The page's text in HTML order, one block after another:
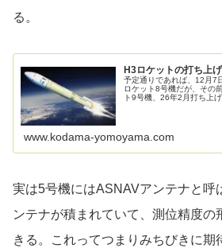
る。
H3ロケットの打ち上
予定通りであれば、12月7
ロケット8号機だが、その
ト9号機、26年2月打ち上
www.kodama-yomoyama.com
実は5号機にはASNAVアンテナと呼
ンテナが積まれていて、測位精度の
きる。これってつまりみちびきに期